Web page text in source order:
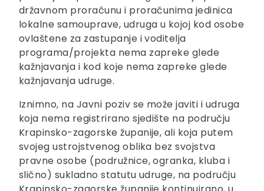
državnom proračunu i proračunima jedinica
lokalne samouprave, udruga u kojoj kod osobe
ovlaštene za zastupanje i voditelja
programa/projekta nema zapreke glede
kažnjavanja i kod koje nema zapreke glede
kažnjavanja udruge.
Iznimno, na Javni poziv se može javiti i udruga
koja nema registrirano sjedište na području
Krapinsko-zagorske županije, ali koja putem
svojeg ustrojstvenog oblika bez svojstva
pravne osobe (podružnice, ogranka, kluba i
slično) sukladno statutu udruge, na području